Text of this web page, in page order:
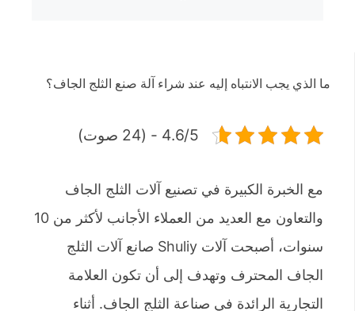
ما الذي يجب الانتباه إليه عند شراء آلة صنع الثلج الجاف؟
4.6/5 - (24 صوت)
مع الخبرة الكبيرة في تصنيع آلات الثلج الجاف
والتعاون مع العديد من العملاء الأجانب لأكثر من 10
سنوات، أصبحت آلات Shuliy صانع آلات الثلج
الجاف المحترف وتهدف إلى أن تكون العلامة
التجارية الرائدة في صناعة الثلج الجاف. أثناء